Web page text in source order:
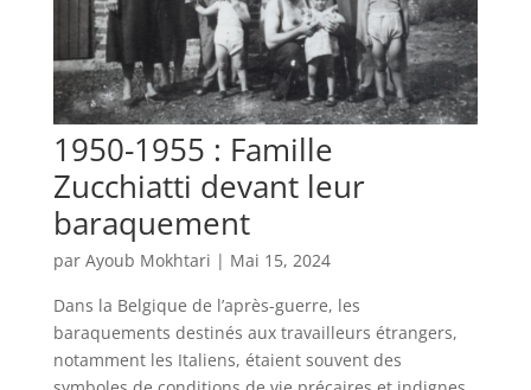
1950-1955 : Famille
Zucchiatti devant leur
baraquement
par Ayoub Mokhtari | Mai 15, 2024
Dans la Belgique de l’après-guerre, les
baraquements destinés aux travailleurs étrangers,
notamment les Italiens, étaient souvent des